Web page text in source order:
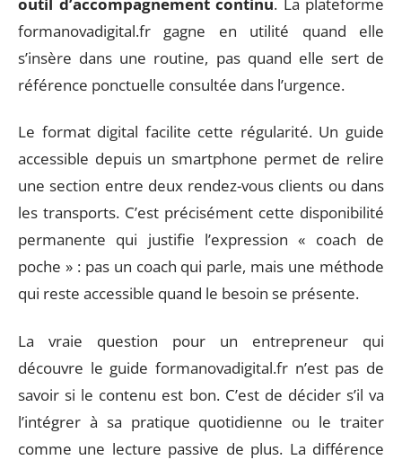
formanovadigital.fr gagne en utilité quand elle
s’insère dans une routine, pas quand elle sert de
référence ponctuelle consultée dans l’urgence.
Le format digital facilite cette régularité. Un guide
accessible depuis un smartphone permet de relire
une section entre deux rendez-vous clients ou dans
les transports. C’est précisément cette disponibilité
permanente qui justifie l’expression « coach de
poche » : pas un coach qui parle, mais une méthode
qui reste accessible quand le besoin se présente.
La vraie question pour un entrepreneur qui
découvre le guide formanovadigital.fr n’est pas de
savoir si le contenu est bon. C’est de décider s’il va
l’intégrer à sa pratique quotidienne ou le traiter
comme une lecture passive de plus. La différence